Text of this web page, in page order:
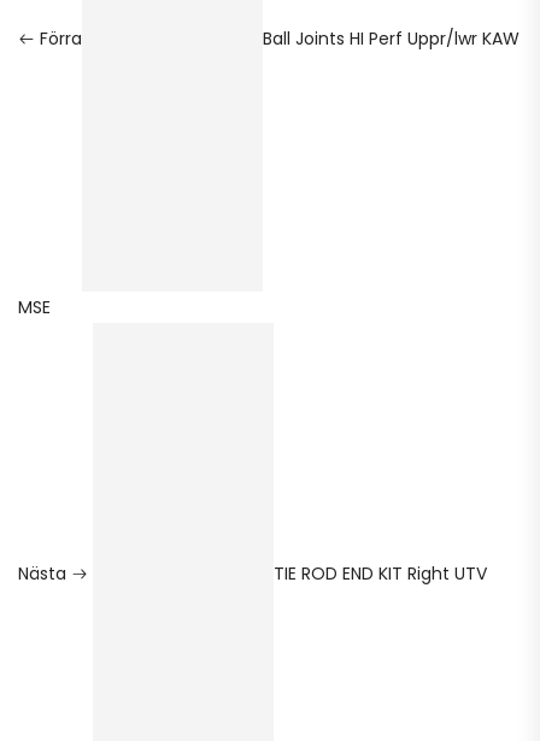
Förra Ball Joints HI Perf Uppr/lwr KAW
MSE
Nästa TIE ROD END KIT Right UTV